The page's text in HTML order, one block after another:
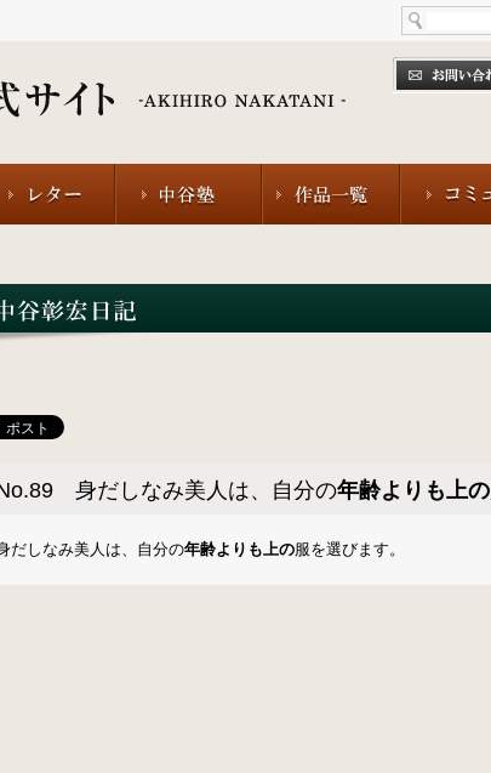
身だしなみ美人は、自分の年齢よりも上の
だしなみ美人は、自分の年齢よりも上の服を選びます。